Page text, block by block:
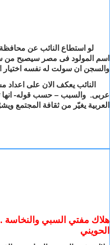
لو استطاع النائب عن محافظة
اسم المولود فى مصر سيصبح من
والسجن ان سولت له نفسه اختيار
النائب يعكف الان على اعداد
عربى. والسبب – حسب قوله- انها
العربية يغيّر من ثقافة المجتمع
هلاك مفتي السبي والنخاسة
الحويني